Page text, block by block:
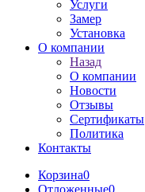
Услуги
Замер
Установка
О компании
Назад
О компании
Новости
Отзывы
Сертификаты
Политика
Контакты
Корзина0
Отложенные0